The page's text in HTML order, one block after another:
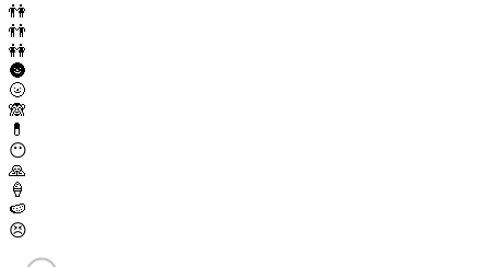
👫
👬
👭
🌚
🌝
🙈
💊
😶
🙏
🍦
🍉
😣